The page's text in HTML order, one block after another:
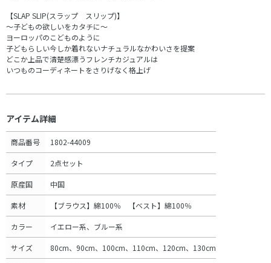
【SLAP SLIP(スラップ スリップ)】
～子どもの欲しいをカタチに～
ヨーロッパのこどものように
子どもらしい今しか着れないナチュラルなかわいさを提案
どこか上品で清楚感漂うフレンチカジュアルは
いつものコーディネートをさりげなく格上げ
アイテム詳細
商品番号 1802-44009
タイプ 2点セット
原産国 中国
素材 【ブラウス】綿100％ 【ベスト】綿100％
カラー イエロー系、ブルー系
サイズ 80cm、90cm、100cm、110cm、120cm、130cm